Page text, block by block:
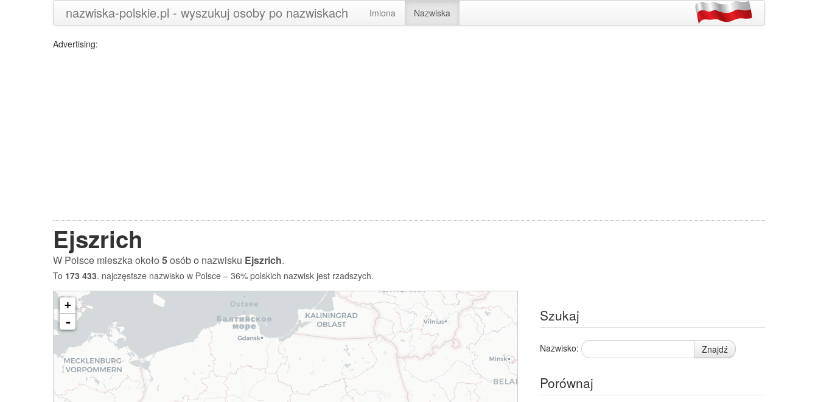
nazwiska-polskie.pl - wyszukuj osoby po nazwiskach Imiona Nazwiska
Advertising:
Ejszrich
W Polsce mieszka około5osób o nazwisku Ejszrich.
To 173 433. najczęstsze nazwisko w Polsce – 36% polskich nazwisk jest rzadszych.
+
- Szukaj
Nazwisko: Znajdź
Porównaj